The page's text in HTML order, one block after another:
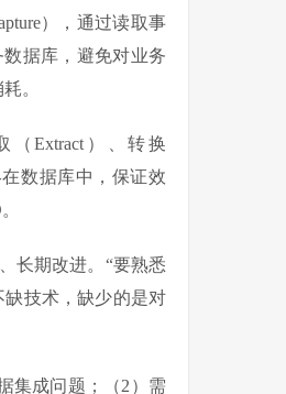
），通过读取事
据库，避免对业务
。
Extract）、转换
数据库中，保证效
长期改进。“要熟悉
技术，缺少的是对
集成问题；（2）需